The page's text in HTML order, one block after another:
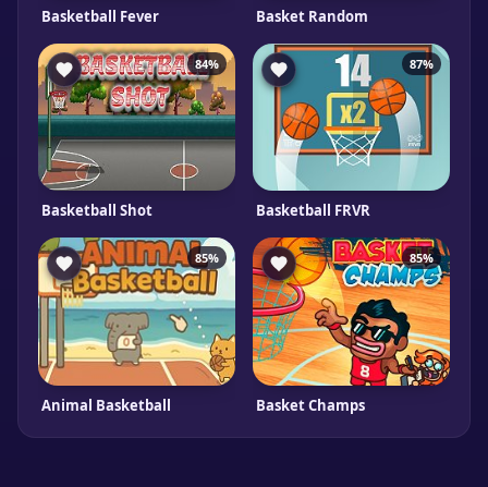
Basketball Fever Basket Random
84%
Basketball Shot
87%
Basketball FRVR
85%
Animal Basketball
85%
Basket Champs